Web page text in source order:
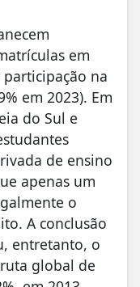
em
na
em 2023). Em
do Sul e
de ensino
apenas um
o
A conclusão
entretanto, o
global de